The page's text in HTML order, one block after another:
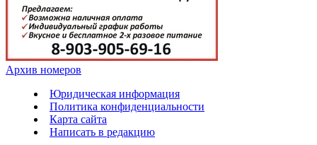
Архив номеров
Юридическая информация
Политика конфиденциальности
Карта сайта
Написать в редакцию